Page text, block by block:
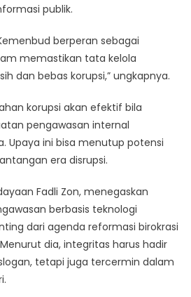
publik.
berperan sebagai
memastikan tata kelola
dan bebas korupsi,” ungkapnya.
korupsi akan efektif bila
pengawasan internal
Upaya ini bisa menutup potensi
era disrupsi.
Fadli Zon, menegaskan
berbasis teknologi
dari agenda reformasi birokrasi
dia, integritas harus hadir
tetapi juga tercermin dalam